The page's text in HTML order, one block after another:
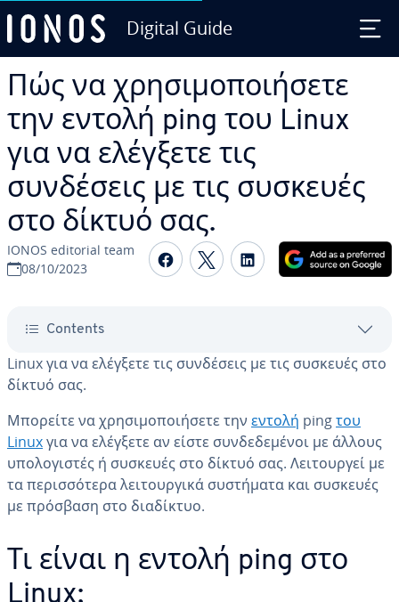
Digital Guide
Πώς να χρησιμοποιήσετε
την εντολή ping του Linux
για να ελέγξετε τις
συνδέσεις με τις συσκευές
στο δίκτυό σας.
IONOS editorial team
08/10/2023
Share on Facebook
Share on Twitter
Share on
Contents
Linux για να ελέγξετε τις συνδέσεις με τις συσκευές στο
δίκτυό σας.
Μπορείτε να χρησιμοποιήσετε την εντολή pingτου
Linuxγια να ελέγξετε αν είστε συνδεδεμένοι με άλλους
υπολογιστές ή συσκευές στο δίκτυό σας. Λειτουργεί με
τα περισσότερα λειτουργικά συστήματα και συσκευές
με πρόσβαση στο διαδίκτυο.
Τι είναι η εντολή ping στο
Linux;